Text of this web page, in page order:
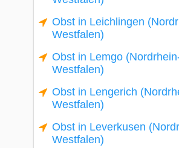
Obst in Leichlingen
Westfalen)
Obst in Lemgo
Westfalen)
Obst in Lengerich
Westfalen)
Obst in Leverkusen
Westfalen)